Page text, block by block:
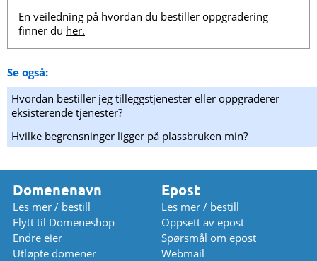
En veiledning på hvordan du bestiller oppgradering
finner du her.
Se også:
Hvordan bestiller jeg tilleggstjenester eller oppgraderer
eksisterende tjenester?
Hvilke begrensninger ligger på plassbruken min?
Domenenavn
Les mer / bestill
Flytt til Domeneshop
Endre eier
Utløpte domener
Epost
Les mer / bestill
Oppsett av epost
Spørsmål om epost
Webmail